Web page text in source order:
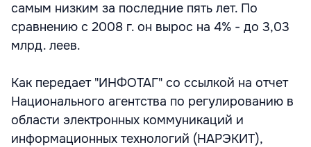
самым низким за последние пять лет. По
сравнению с 2008 г. он вырос на 4% - до 3,03
млрд. леев.
Как передает "ИНФОТАГ" со ссылкой на отчет
Национального агентства по регулированию в
области электронных коммуникаций и
информационных технологий (НАРЭКИТ),